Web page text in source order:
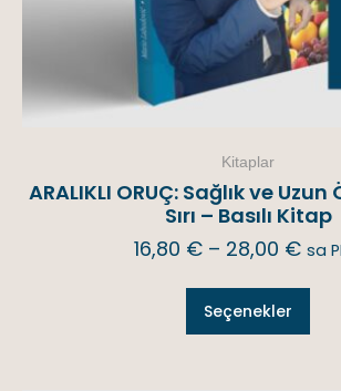
Kitaplar
ARALIKLI ORUÇ: Sağlık ve
Sırı – Basılı Kitap
16,80 € – 28,00 € sa
Seçenekler